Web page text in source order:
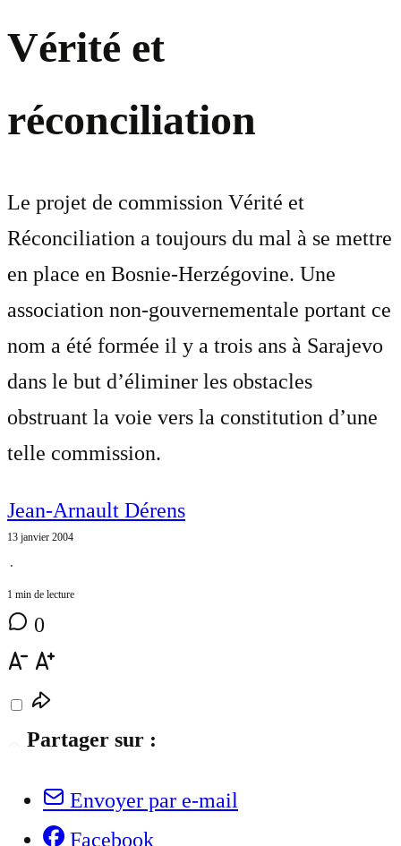
Vérité et
réconciliation
Le projet de commission Vérité et
Réconciliation a toujours du mal à se mettre
en place en Bosnie-Herzégovine. Une
association non-gouvernementale portant ce
nom a été formée il y a trois ans à Sarajevo
dans le but d’éliminer les obstacles
obstruant la voie vers la constitution d’une
telle commission.
Jean-Arnault Dérens
13 janvier 2004
⋅
1 min de lecture
0
Partager sur :
Envoyer par e-mail
Facebook